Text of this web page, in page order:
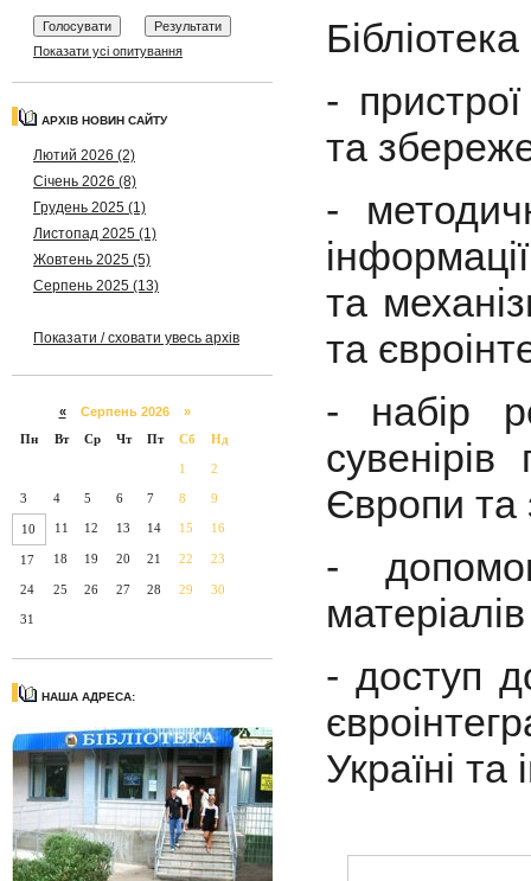
Показати усі опитування
АРХІВ НОВИН САЙТУ
Лютий 2026 (2)
Січень 2026 (8)
Грудень 2025 (1)
Листопад 2025 (1)
Жовтень 2025 (5)
Серпень 2025 (13)
Показати / сховати увесь архів
«Серпень 2026 »
Пн
Вт Ср Чт Пт Сб Нд
1 2
3 4 5 6 7 8 9
10 11 12 13 14 15 16
17 18 19 20 21 22 23
24 25 26 27 28 29 30
31
НАША АДРЕСА:
-
та
-
та
та
- набір
Європи та
-
- доступ
Україні та